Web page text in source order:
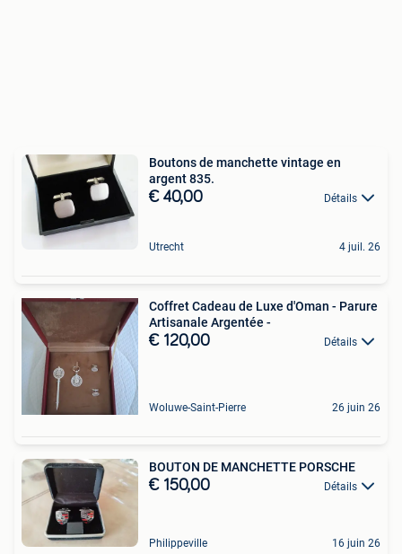
Boutons de manchette vintage en
argent 835.
€ 40,00 Détails
Utrecht 4 juil. 26
Coffret Cadeau de Luxe d'Oman - Parure
Artisanale Argentée -
€ 120,00 Détails
Woluwe-Saint-Pierre 26 juin 26
BOUTON DE MANCHETTE PORSCHE
€ 150,00 Détails
Philippeville 16 juin 26